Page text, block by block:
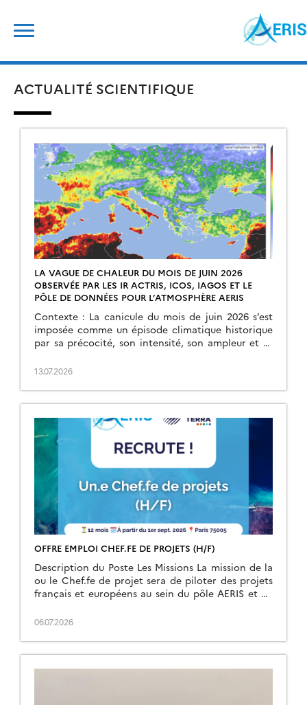
content
ACTUALITÉ SCIENTIFIQUE
LA VAGUE DE CHALEUR DU MOIS DE JUIN 2026
OBSERVÉE PAR LES IR ACTRIS, ICOS, IAGOS ET LE
PÔLE DE DONNÉES POUR L’ATMOSPHÈRE AERIS
Contexte : La canicule du mois de juin 2026 s’est
imposée comme un épisode climatique historique
par sa précocité, son intensité, son ampleur et sa
13.07.2026
OFFRE EMPLOI CHEF.FE DE PROJETS (H/F)
Description du Poste Les Missions La mission de la
ou le Chef.fe de projet sera de piloter des projets
français et européens au sein du pôle AERIS et en
06.07.2026